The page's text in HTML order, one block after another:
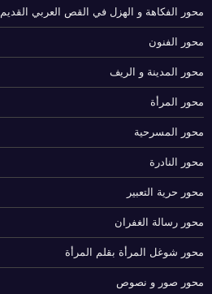
محور الفكاهة و الهزل في القص العربي القديم
محور الفنون
محور المدينة و الريف
محور المرأة
محور المسرحية
محور النادرة
محور حرية التعبير
محور رسالة الغفران
محور شوغل المرأة بقلم المرأة
محور صور و نصوص